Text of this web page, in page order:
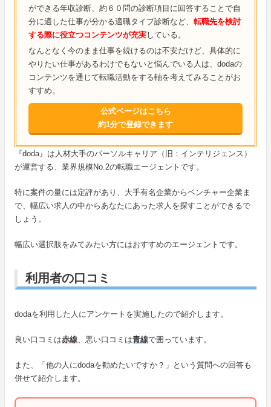
ができる年収診断、約６０問の診断項目に回答することで自
分に適した仕事が分かる適職タイプ診断など、 転職先を検討
する際に役立つコンテンツが充実している。
なんとなく今のまま仕事を続けるのは不安だけど、具体的に
やりたい仕事があるわけでもないと悩んでいる人は、dodaの
コンテンツを通じて転職活動をする軸を考えてみることがお
すすめ。
公式ページはこちら
約1分で登録できます
『doda』は人材大手のパーソルキャリア（旧：インテリジェンス）
が運営する、業界規模No.2の転職エージェントです。
特に案件の量には定評があり、大手有名企業からベンチャー企業ま
で、幅広い求人の中からあなたにあった求人を探すことができるで
しょう。
幅広い選択肢をみてみたい方にはおすすめのエージェントです。
利用者の口コミ
dodaを利用した人にアンケートを実施したので紹介します。
良い口コミは赤線、悪い口コミは青線で囲っています。
また、「他の人にdodaを勧めたいですか？」という質問への回答も
併せて紹介します。